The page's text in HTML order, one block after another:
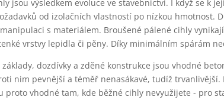
jsou výsledkem evoluce ve stavebnictví. I když se k
od izolačních vlastností po nízkou hmotnost.
s materiálem. Broušené pálené cihly
vrstvy lepidla či pěny. Díky minimálním spárám
dozdívky a zděné konstrukce jsou vhodné
nim pevnější a téměř nenasákavé, tudíž trvanlivější.
proto vhodné tam, kde běžné cihly nevyužijete - pro